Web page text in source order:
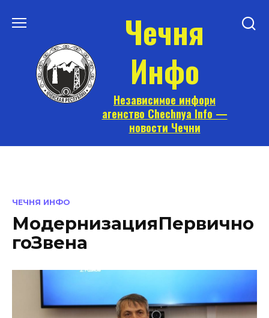
Чечня
Инфо
Независимое информ
агенство Chechnya Info —
новости Чечни
ЧЕЧНЯ ИНФО
МодернизацияПервично
гоЗвена